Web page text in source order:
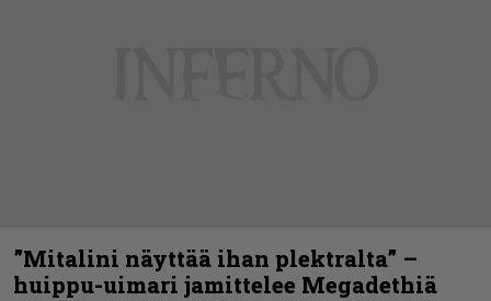
”Mitalini näyttää ihan plektralta” –
huippu-uimari jamittelee Megadethiä